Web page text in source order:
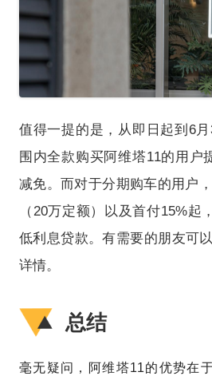
值得一提的是，从即日起到6
围内全款购买阿维塔11的用户
减免。而对于分期购车的用户
（20万定额）以及首付15%起
低利息贷款。有需要的朋友可
详情。
总结
毫无疑问，阿维塔11的优势在